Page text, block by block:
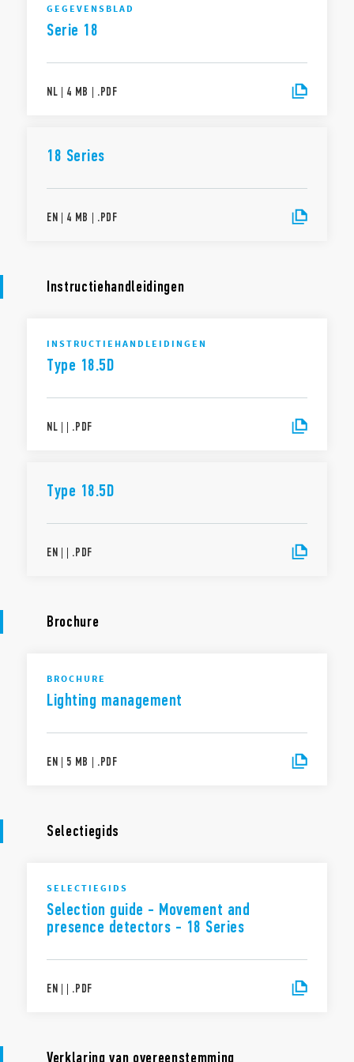
GEGEVENSBLAD
Serie 18
NL | 4 MB | .PDF
18 Series
EN | 4 MB | .PDF
Instructiehandleidingen
INSTRUCTIEHANDLEIDINGEN
Type 18.5D
NL | | .PDF
Type 18.5D
EN | | .PDF
Brochure
BROCHURE
Lighting management
EN | 5 MB | .PDF
Selectiegids
SELECTIEGIDS
Selection guide - Movement and
presence detectors - 18 Series
EN | | .PDF
Verklaring van overeenstemming